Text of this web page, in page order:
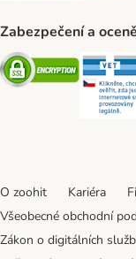
Zabezpečení a
Security
O zoohit Kariéra
Všeobecné obchodní
Zákon o digitálních